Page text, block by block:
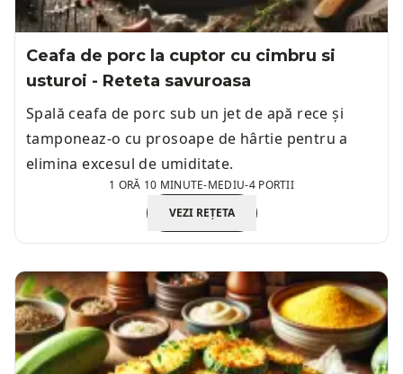
Ceafa de porc la cuptor cu cimbru si
usturoi - Reteta savuroasa
Spală ceafa de porc sub un jet de apă rece și
tamponeaz-o cu prosoape de hârtie pentru a
elimina excesul de umiditate.
1 ORĂ 10 MINUTE-MEDIU-4 PORTII
VEZI REȚETA